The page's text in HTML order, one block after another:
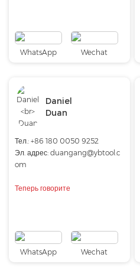
WhatsApp Wechat
Daniel
Duan
Тел.: +86 180 0050 9252
Эл. адрес: duangang@ybtool.c
om
Теперь говорите
WhatsApp Wechat